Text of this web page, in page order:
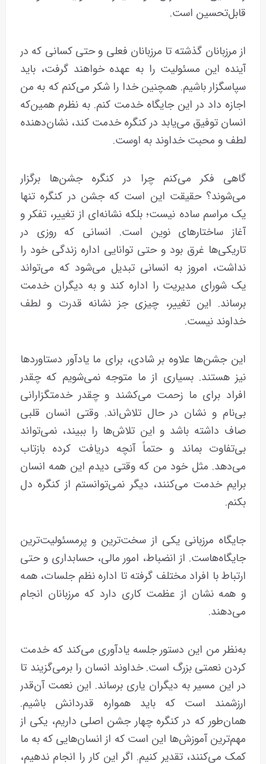
قابل‌تحسین است.
از مرزبانان گذشته تا مرزبانان فعلی و حتی کسانی که در
آینده این مسئولیت را به عهده خواهند گرفت، باید
سپاسگزار باشیم. همچنین خدا را شکر می‌کنم که به من
اجازه داد در این جایگاه خدمت کنم. به نظرم همین‌که
انسان توفیق می‌یابد در کنگره خدمت کند، نشان‌دهنده
لطف و محبت خداوند به اوست.
گاهی فکر می‌کنم چرا در کنگره جشن‌ها برگزار
می‌شوند؟ حقیقت این است که جشن در کنگره تنها
یک مراسم ساده نیست؛ بلکه نشانه‌ای از تغییر، تفکر و
آغاز ساختارهای نوین است. انسانی که روزی در
تاریکی‌ها غرق بود و حتی توانایی اداره زندگی خود را
نداشت، امروز به انسانی تبدیل می‌شود که می‌تواند
یک شورای مدیریت را اداره کند و به دیگران خدمت
برساند. این تغییر، چیزی جز نشانه قدرت و لطف
خداوند نیست.
این جشن‌ها علاوه بر شادی، برای ما یادآور دستاوردها
نیز هستند. بسیاری از ما متوجه نمی‌شویم که چقدر
افراد برای ما زحمت می‌کشند و چقدر خدمتگزارانی
بی‌نام و نشان در حال تلاش‌اند. وقتی انسان قلبی
صاف داشته باشد و این تلاش‌ها را ببیند، نمی‌تواند
بی‌تفاوت بماند و حتماً آنچه دریافت کرده بازتاب
می‌دهد. مثل خود من که وقتی دیدم این همه انسان
برایم خدمت می‌کنند، دیگر نمی‌توانستم از کنگره دل
بکنم.
جایگاه مرزبانی یکی از سخت‌ترین و پرمسئولیت‌ترین
جایگاه‌هاست. از انضباط، امور مالی، حسابداری و حتی
ارتباط با افراد مختلف گرفته تا اداره نظم جلسات، همه
و همه نشان از عظمت کاری دارد که مرزبانان انجام
می‌دهند.
به‌نظر من این دستور جلسه یادآوری می‌کند که خدمت
کردن نعمتی بزرگ است. خداوند انسان را برمی‌گزیند تا
در این مسیر به دیگران یاری برساند. این نعمت آن‌قدر
ارزشمند است که باید همواره قدردانش باشیم.
همان‌طور که در کنگره چهار جشن اصلی داریم، یکی از
مهم‌ترین آموزش‌ها این است که از انسان‌هایی که به ما
کمک می‌کنند، تقدیر کنیم. اگر این کار را انجام ندهیم،